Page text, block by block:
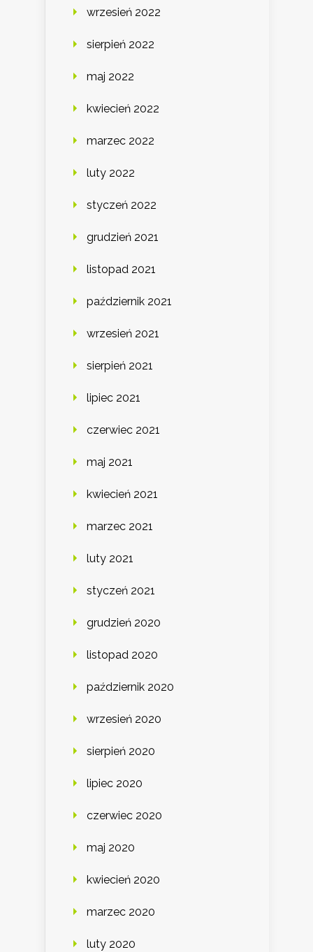
wrzesień 2022
sierpień 2022
maj 2022
kwiecień 2022
marzec 2022
luty 2022
styczeń 2022
grudzień 2021
listopad 2021
październik 2021
wrzesień 2021
sierpień 2021
lipiec 2021
czerwiec 2021
maj 2021
kwiecień 2021
marzec 2021
luty 2021
styczeń 2021
grudzień 2020
listopad 2020
październik 2020
wrzesień 2020
sierpień 2020
lipiec 2020
czerwiec 2020
maj 2020
kwiecień 2020
marzec 2020
luty 2020